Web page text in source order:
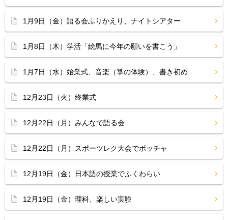
1月9日（金）語る会ふりかえり、ナイトシアター
1月8日（木）学活「絵馬に今年の願いを書こう」
1月7日（水）始業式、音楽（箏の体験）、書き初め
12月23日（火）終業式
12月22日（月）みんなで語る会
12月22日（月）スポーツレク大会でボッチャ
12月19日（金）日本語の授業でふくわらい
12月19日（金）理科、楽しい実験